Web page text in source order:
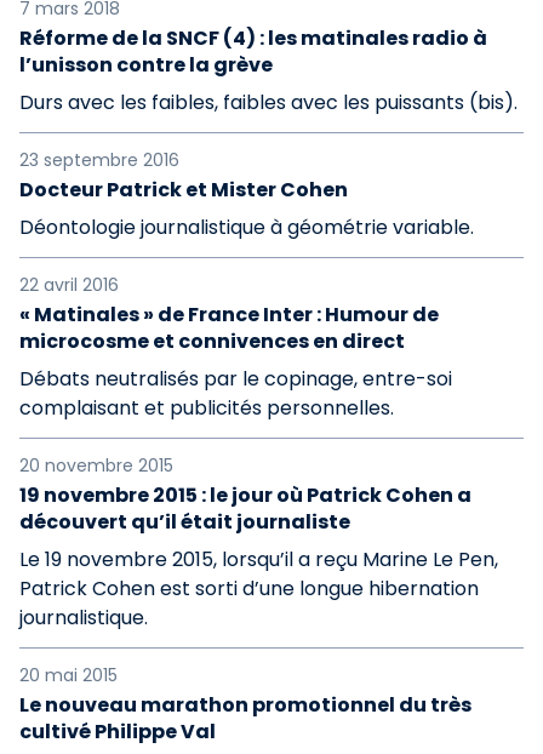
7 mars 2018
Réforme de la SNCF (4) : les matinales radio à
l’unisson contre la grève
Durs avec les faibles, faibles avec les puissants (bis).
23 septembre 2016
Docteur Patrick et Mister Cohen
Déontologie journalistique à géométrie variable.
22 avril 2016
« Matinales » de France Inter : Humour de
microcosme et connivences en direct
Débats neutralisés par le copinage, entre-soi
complaisant et publicités personnelles.
20 novembre 2015
19 novembre 2015 : le jour où Patrick Cohen a
découvert qu’il était journaliste
Le 19 novembre 2015, lorsqu’il a reçu Marine Le Pen,
Patrick Cohen est sorti d’une longue hibernation
journalistique.
20 mai 2015
Le nouveau marathon promotionnel du très
cultivé Philippe Val